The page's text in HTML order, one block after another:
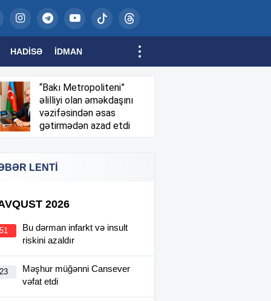
HADISƏ İDMAN
“Bakı Metropoliteni”
əlilliyi olan əməkdaşını
vəzifəsindən əsas
gətirmədən azad etdi
LENTİ
2026
Bu dərman infarkt və insult
riskini azaldır
Məşhur müğənni Cansever
vəfat etdi